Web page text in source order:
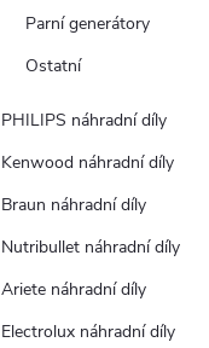
Parní generátory
Ostatní
PHILIPS náhradní díly
Kenwood náhradní díly
Braun náhradní díly
Nutribullet náhradní díly
Ariete náhradní díly
Electrolux náhradní díly